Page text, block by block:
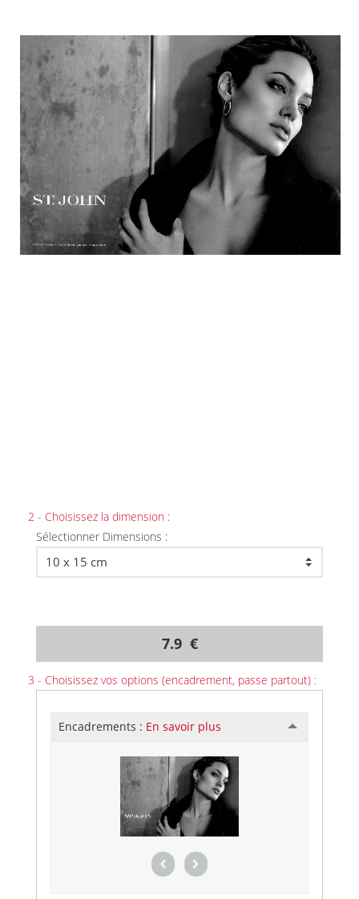
2 - Choisissez la dimension :
Sélectionner Dimensions :
7.9 €
3 - Choisissez vos options (encadrement, passe partout) :
Encadrements : En savoir plus